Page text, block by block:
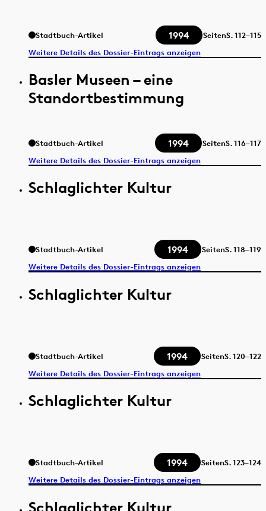
Stadtbuch-Artikel 1994 SeitenS.112–115
Weitere Details des Dossier-Eintrags anzeigen
Basler Museen – eine
Standortbestimmung
Stadtbuch-Artikel 1994 SeitenS.116–117
Weitere Details des Dossier-Eintrags anzeigen
Schlaglichter Kultur
Stadtbuch-Artikel 1994 SeitenS.118–119
Weitere Details des Dossier-Eintrags anzeigen
Schlaglichter Kultur
Stadtbuch-Artikel 1994 SeitenS.120–122
Weitere Details des Dossier-Eintrags anzeigen
Schlaglichter Kultur
Stadtbuch-Artikel 1994 SeitenS.123–124
Weitere Details des Dossier-Eintrags anzeigen
Schlaglichter Kultur